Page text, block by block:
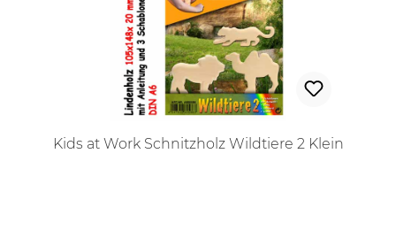
Kids at Work Schnitzholz Wildtiere 2 Klein